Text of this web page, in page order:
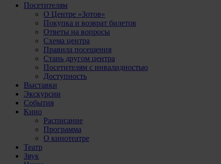
Посетителям
О Центре «Зотов»
Покупка и возврат билетов
Ответы на вопросы
Схема центра
Правила посещения
Стань другом центра
Посетителям с инвалидностью
Доступность
Выставки
Экскурсии
События
Кино
Расписание
Программа
О кинотеатре
Театр
Звук